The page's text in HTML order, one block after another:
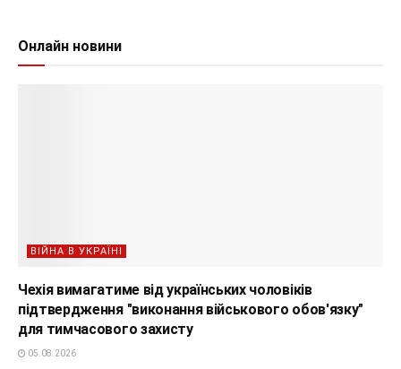
Онлайн новини
ВІЙНА В УКРАЇНІ
Чехія вимагатиме від українських чоловіків
підтвердження "виконання військового обов'язку"
для тимчасового захисту
05.08.2026